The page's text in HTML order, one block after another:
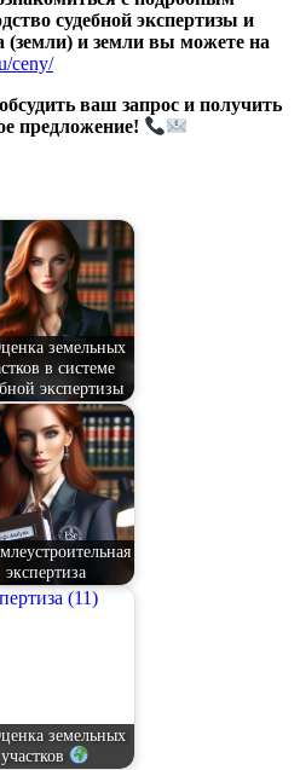
судебной экспертизы и
(земли) и земли вы можете на
ceny/
ваш запрос и получить
предложение!
земельных
в системе
экспертизы
экспертиза
земельных
участков